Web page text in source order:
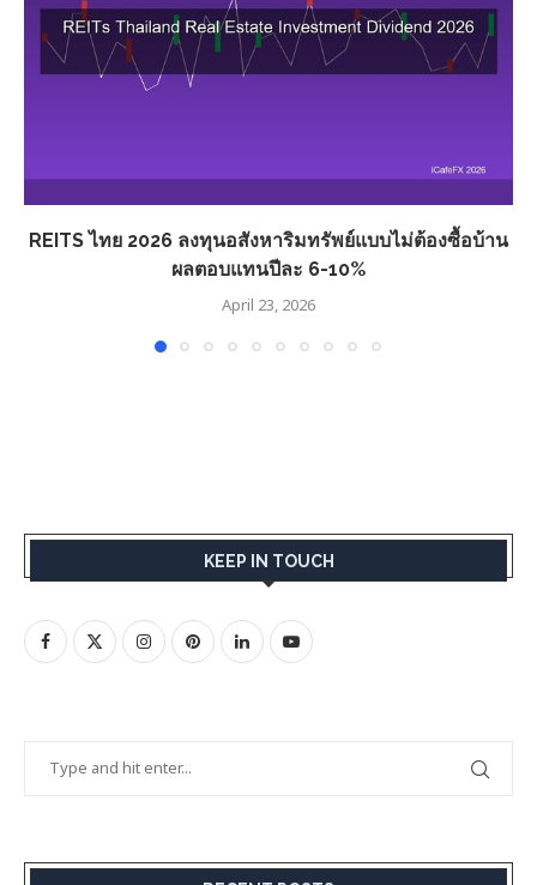
REITS ไทย 2026 ลงทุนอสังหาริมทรัพย์แบบไม่ต้องซื้อบ้าน
ผลตอบแทนปีละ 6-10%
April 23, 2026
KEEP IN TOUCH